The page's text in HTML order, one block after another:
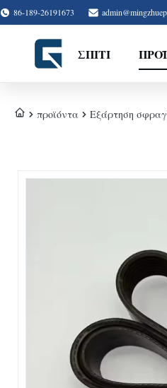
86-189-26191673
ΣΠΊΤΙ
προϊόντα Εξάρτηση